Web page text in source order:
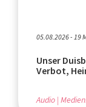
05.08.2026 - 19
Unser
Verbot,
Audio